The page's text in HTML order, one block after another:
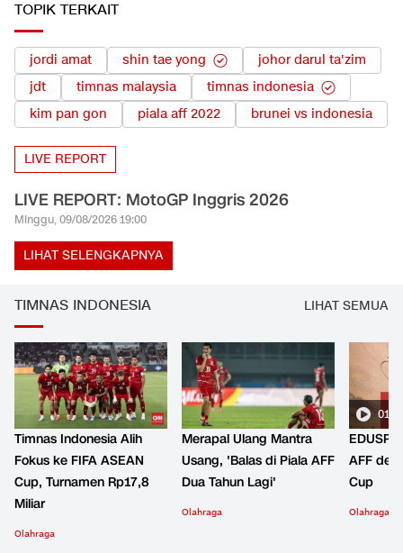
TOPIK TERKAIT
jordi amat shin tae yong
johor darul ta'zim
jdt
timnas malaysia
timnas indonesia
kim pan gon
piala aff 2022 brunei vs indonesia
LIVE REPORT
LIVE REPORT: MotoGP Inggris 2026
Minggu, 09/08/2026 19:00
LIHAT SELENGKAPNYA
TIMNAS INDONESIA LIHAT SEMUA
Timnas Indonesia Alih
Fokus ke FIFA ASEAN
Cup, Turnamen Rp17,8
Miliar
Olahraga
Merapal Ulang Mantra
Usang, 'Balas di Piala AFF
Dua Tahun Lagi'
Olahraga
AFF
Cup
Olahraga